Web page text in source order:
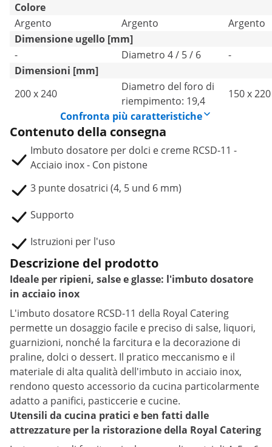
Colore
Argento
Argento
Argento
Dimensione ugello [mm]
-
Diametro 4 / 5 / 6
-
Dimensioni [mm]
200 x 240
Diametro del foro di
riempimento: 19,4
150 x
Confronta più caratteristiche
Contenuto della consegna
Imbuto dosatore per dolci e creme RCSD-11 -
Acciaio inox - Con pistone
3 punte dosatrici (4, 5 und 6 mm)
Supporto
Istruzioni per l'uso
Descrizione del prodotto
Ideale per ripieni, salse e glasse: l'imbuto dosatore
in acciaio inox
L'imbuto dosatore RCSD-11 della Royal Catering
permette un dosaggio facile e preciso di salse, liquori,
guarnizioni, nonché la farcitura e la decorazione di
praline, dolci o dessert. Il pratico meccanismo e il
materiale di alta qualità dell'imbuto in acciaio inox,
rendono questo accessorio da cucina particolarmente
adatto a panifici, pasticcerie e cucine.
Utensili da cucina pratici e ben fatti dalle
attrezzature per la ristorazione della Royal Catering